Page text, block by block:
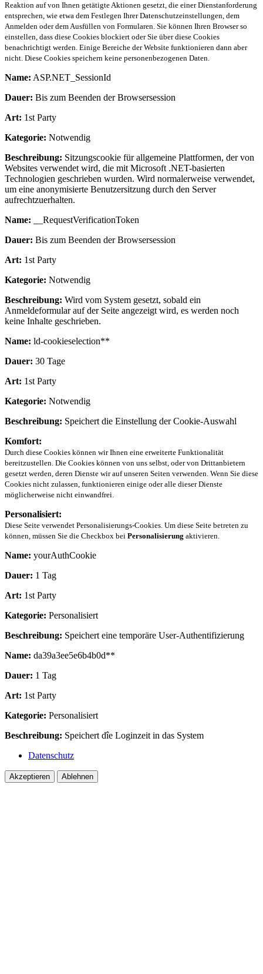
Reaktion auf von Ihnen getätigte Aktionen gesetzt, die einer Dienstanforderung
entsprechen, wie etwa dem Festlegen Ihrer Datenschutzeinstellungen, dem
Anmelden oder dem Ausfüllen von Formularen. Sie können Ihren Browser so
einstellen, dass diese Cookies blockiert oder Sie über diese Cookies
benachrichtigt werden. Einige Bereiche der Website funktionieren dann aber
nicht. Diese Cookies speichern keine personenbezogenen Daten.
Name: ASP.NET_SessionId
Dauer: Bis zum Beenden der Browsersession
Art: 1st Party
Kategorie: Notwendig
Beschreibung: Sitzungscookie für allgemeine Plattformen, der von
Websites verwendet wird, die mit Microsoft .NET-basierten
Technologien geschrieben wurden. Wird normalerweise verwendet,
um eine anonymisierte Benutzersitzung durch den Server
aufrechtzuerhalten.
Name: __RequestVerificationToken
Dauer: Bis zum Beenden der Browsersession
Art: 1st Party
Kategorie: Notwendig
Beschreibung: Wird vom System gesetzt, sobald ein
Anmeldeformular auf der Seite angezeigt wird, es werden noch
keine Inhalte geschrieben.
Name: ld-cookieselection**
Dauer: 30 Tage
Art: 1st Party
Kategorie: Notwendig
Beschreibung: Speichert die Einstellung der Cookie-Auswahl
Komfort:
Durch diese Cookies können wir Ihnen eine erweiterte Funktionalität
bereitzustellen. Die Cookies können von uns selbst, oder von Drittanbietern
gesetzt werden, deren Dienste wir auf unseren Seiten verwenden. Wenn Sie diese
Cookies nicht zulassen, funktionieren einige oder alle dieser Dienste
möglicherweise nicht einwandfrei.
Personalisiert:
Diese Seite verwendet Personalisierungs-Cookies. Um diese Seite betreten zu
können, müssen Sie die Checkbox bei Personalisierung aktivieren.
Name: yourAuthCookie
Dauer: 1 Tag
Art: 1st Party
Kategorie: Personalisiert
Beschreibung: Speichert eine temporäre User-Authentifizierung
Name: da39a3ee5e6b4b0d**
Dauer: 1 Tag
Art: 1st Party
Kategorie: Personalisiert
Beschreibung: Speichert dîe Loginzeit in das System
Datenschutz
Akzeptieren Ablehnen